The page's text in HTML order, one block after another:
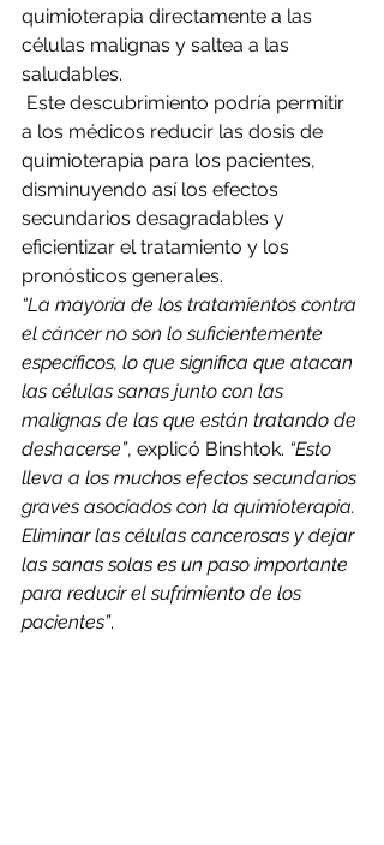
quimioterapia directamente a las
células malignas y saltea a las
saludables.
a los médicos reducir las dosis de
quimioterapia para los pacientes,
disminuyendo así los efectos
secundarios desagradables y
eficientizar el tratamiento y los
pronósticos generales.
“La mayoría de los tratamientos contra
el cáncer no son lo suficientemente
específicos, lo que significa que atacan
las células sanas junto con las
malignas de las que están tratando de
deshacerse”, explicó Binshtok. “Esto
lleva a los muchos efectos secundarios
graves asociados con la quimioterapia.
Eliminar las células cancerosas y dejar
las sanas solas es un paso importante
para reducir el sufrimiento de los
pacientes”.